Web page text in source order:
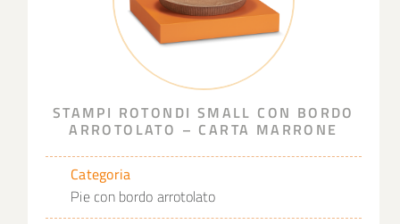
STAMPI ROTONDI SMALL CON BORDO
ARROTOLATO – CARTA MARRONE
Categoria
Pie con bordo arrotolato